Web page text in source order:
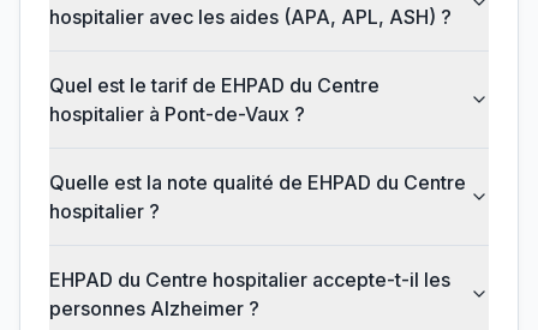
hospitalier avec les aides (APA, APL, ASH) ?
Quel est le tarif de EHPAD du Centre
hospitalier à Pont-de-Vaux ?
Quelle est la note qualité de EHPAD du Centre
hospitalier ?
EHPAD du Centre hospitalier accepte-t-il les
personnes Alzheimer ?